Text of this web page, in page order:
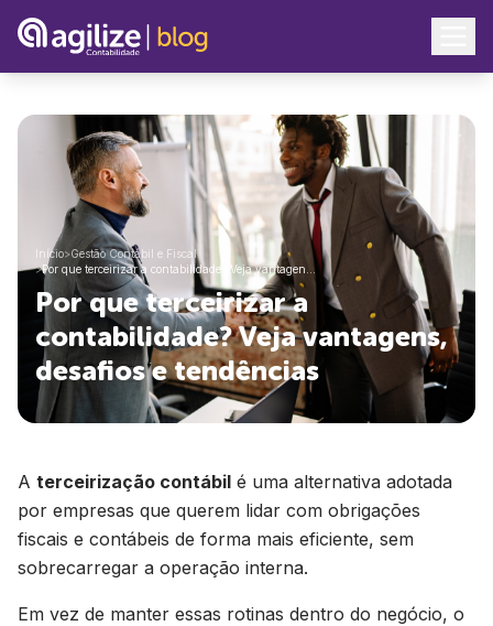
Início>Gestão Contábil e Fiscal
>Por que terceirizar a contabilidade? Veja vantagen…
Por que terceirizar a
contabilidade? Veja vantagens,
desafios e tendências
A terceirização contábil é uma alternativa adotada
por empresas que querem lidar com obrigações
fiscais e contábeis de forma mais eficiente, sem
sobrecarregar a operação interna.
Em vez de manter essas rotinas dentro do negócio, o